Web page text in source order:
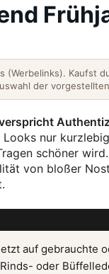
Kaufst
der
nur
schöner
von bloßer
auf gebrauchte
oder